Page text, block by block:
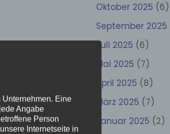
alarmiert.
und
Oktober 2025 (6)
September 2025
Juli 2025 (6)
Mai 2025 (7)
April 2025 (8)
März 2025 (7)
Januar 2025 (2)
Unternehmen. Eine
Angabe
Person
Internetseite in